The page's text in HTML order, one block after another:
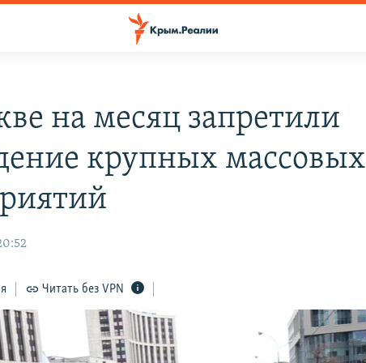
на месяц запретили
крупных массовых
Читать без VPN